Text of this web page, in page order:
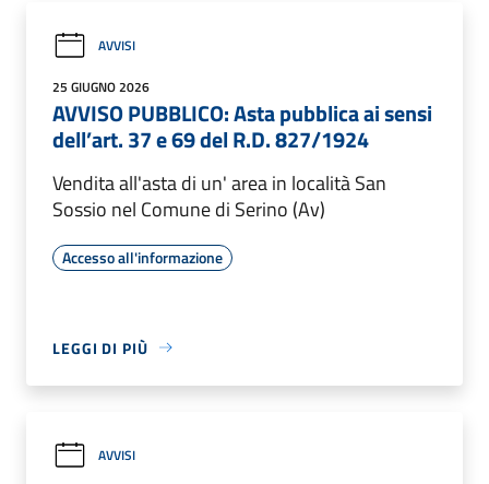
AVVISI
25 GIUGNO 2026
AVVISO PUBBLICO: Asta pubblica ai sensi
dell’art. 37 e 69 del R.D. 827/1924
Vendita all'asta di un' area in località San
Sossio nel Comune di Serino (Av)
Accesso all'informazione
LEGGI DI PIÙ
AVVISI